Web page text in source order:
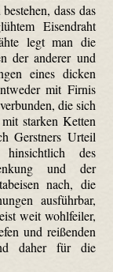
dass das
Eisendraht
legt man die
der anderer und
eines dicken
mit Firnis
die sich
starken Ketten
Gerstners Urteil
des
und der
nach, die
ausführbar,
weit wohlfeiler,
und reißenden
daher für die